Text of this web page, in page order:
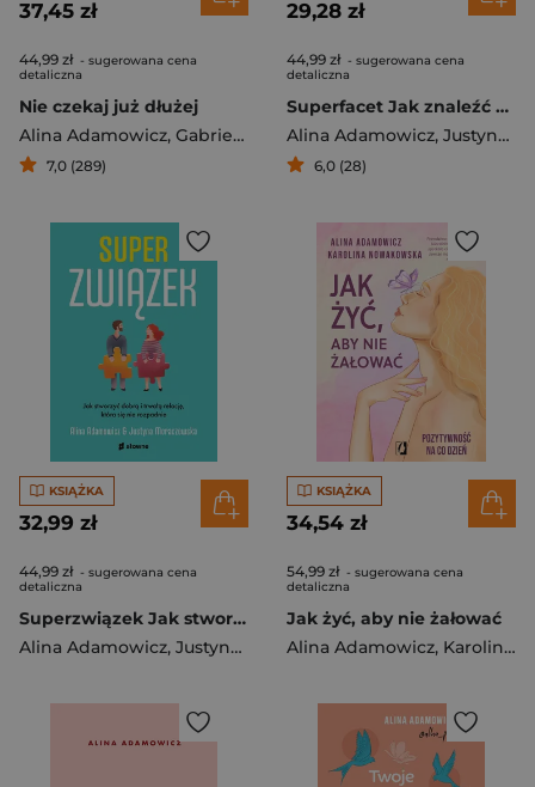
37,45 zł
44,99 zł - sugerowana cena
detaliczna
Nie czekaj już dłużej
Alina Adamowicz, Gabriela Gargaś
7,0 (289)
29,28 zł
44,99 zł - sugerowana cena
detaliczna
Superfacet Jak znaleźć właściwego mężczyznę
Alina Adamowicz, Justyna Moraczewska
6,0 (28)
KSIĄŻKA
32,99 zł
44,99 zł - sugerowana cena
detaliczna
Superzwiązek Jak stworzyć dobrą i trwałą relację
Alina Adamowicz, Justyna Moraczewska
KSIĄŻKA
34,54 zł
54,99 zł - sugerowana cena
detaliczna
Jak żyć, aby nie żałować
Alina Adamowicz, Karolina Nowakowska